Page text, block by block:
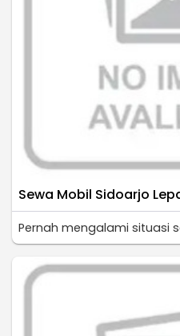
Sewa Mobil Sidoarjo
Pernah mengalami situasi